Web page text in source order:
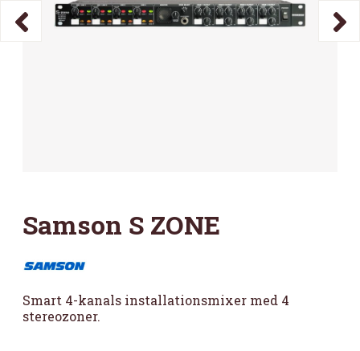
Samson S ZONE
Smart 4-kanals installationsmixer med 4
stereozoner.